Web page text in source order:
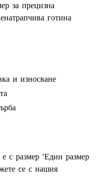
за прецизна
готина
и износване
с размер "Един размер
се с нашия